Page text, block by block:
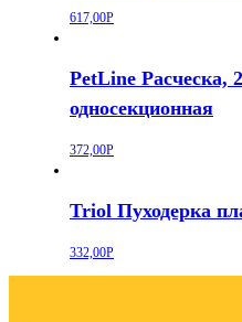
617,00Р
PetLine Расческа,
односекционная
372,00Р
Triol Пуходерка
332,00Р